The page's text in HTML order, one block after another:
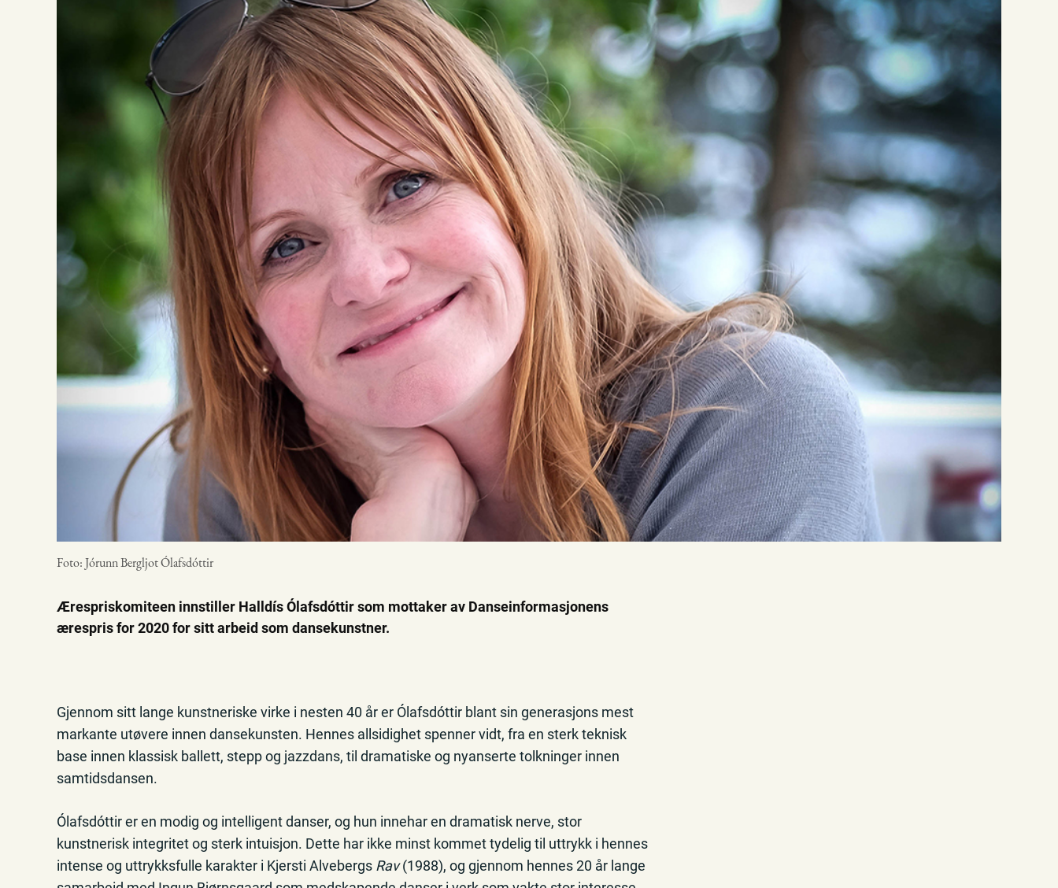
Foto: Jórunn Bergljot Ólafsdóttir
Ærespriskomiteen innstiller Halldís Ólafsdóttir som mottaker av Danseinformasjonens
ærespris for 2020 for sitt arbeid som dansekunstner.
Gjennom sitt lange kunstneriske virke i nesten 40 år er Ólafsdóttir blant sin generasjons mest
markante utøvere innen dansekunsten. Hennes allsidighet spenner vidt, fra en sterk teknisk
base innen klassisk ballett, stepp og jazzdans, til dramatiske og nyanserte tolkninger innen
samtidsdansen.
Ólafsdóttir er en modig og intelligent danser, og hun innehar en dramatisk nerve, stor
kunstnerisk integritet og sterk intuisjon. Dette har ikke minst kommet tydelig til uttrykk i hennes
intense og uttrykksfulle karakter i Kjersti Alvebergs Rav(1988), og gjennom hennes 20 år lange